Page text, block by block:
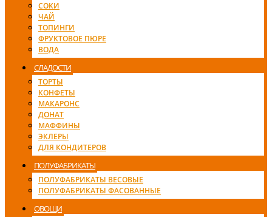
СОКИ
ЧАЙ
ТОПИНГИ
ФРУКТОВОЕ ПЮРЕ
ВОДА
СЛАДОСТИ
ТОРТЫ
КОНФЕТЫ
МАКАРОНС
ДОНАТ
МАФФИНЫ
ЭКЛЕРЫ
ДЛЯ КОНДИТЕРОВ
ПОЛУФАБРИКАТЫ
ПОЛУФАБРИКАТЫ ВЕСОВЫЕ
ПОЛУФАБРИКАТЫ ФАСОВАННЫЕ
ОВОЩИ